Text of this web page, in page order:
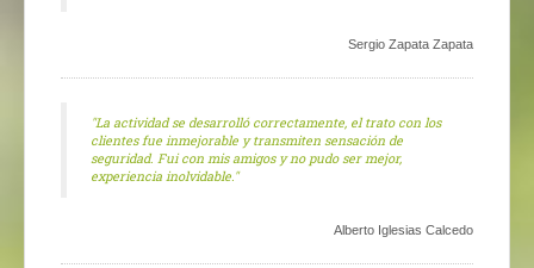
Sergio Zapata Zapata
"La actividad se desarrolló correctamente, el trato con los
clientes fue inmejorable y transmiten sensación de
seguridad. Fui con mis amigos y no pudo ser mejor,
experiencia inolvidable."
Alberto Iglesias Calcedo